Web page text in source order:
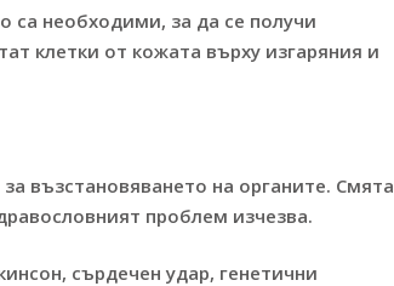
са необходими, за да се получи
клетки от кожата върху изгаряния и
възстановяването на органите. Смята
проблем изчезва.
сърдечен удар, генетични